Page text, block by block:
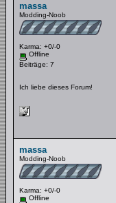
massa
Modding-Noob
Karma: +0/-0
Offline
Beiträge: 7
Ich liebe dieses Forum!
massa
Modding-Noob
Karma: +0/-0
Offline